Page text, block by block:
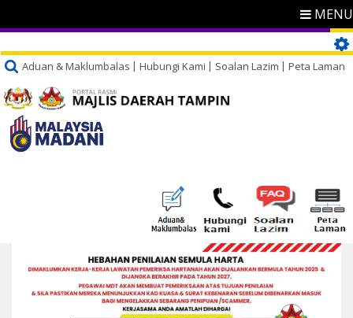
MENU
Aduan & Maklumbalas Hubungi Kami Soalan Lazim Peta Laman